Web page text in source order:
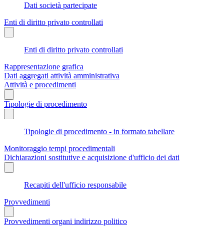
Dati società partecipate
Enti di diritto privato controllati
Enti di diritto privato controllati
Rappresentazione grafica
Dati aggregati attività amministrativa
Attività e procedimenti
Tipologie di procedimento
Tipologie di procedimento - in formato tabellare
Monitoraggio tempi procedimentali
Dichiarazioni sostitutive e acquisizione d'ufficio dei dati
Recapiti dell'ufficio responsabile
Provvedimenti
Provvedimenti organi indirizzo politico